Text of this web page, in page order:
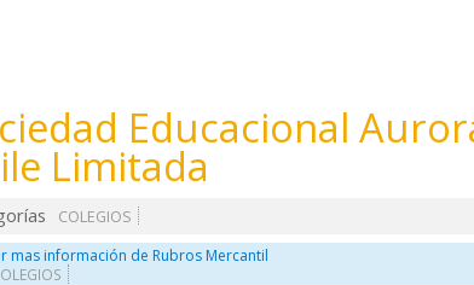
Educacional
Limitada
COLEGIOS
mas información de Rubros Mercantil